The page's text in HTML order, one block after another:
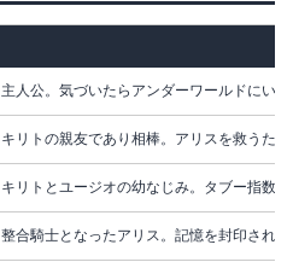
主人公。気づいたらアンダーワールドにい
キリトの親友であり相棒。アリスを救うた
キリトとユージオの幼なじみ。タブー指数
整合騎士となったアリス。記憶を封印され